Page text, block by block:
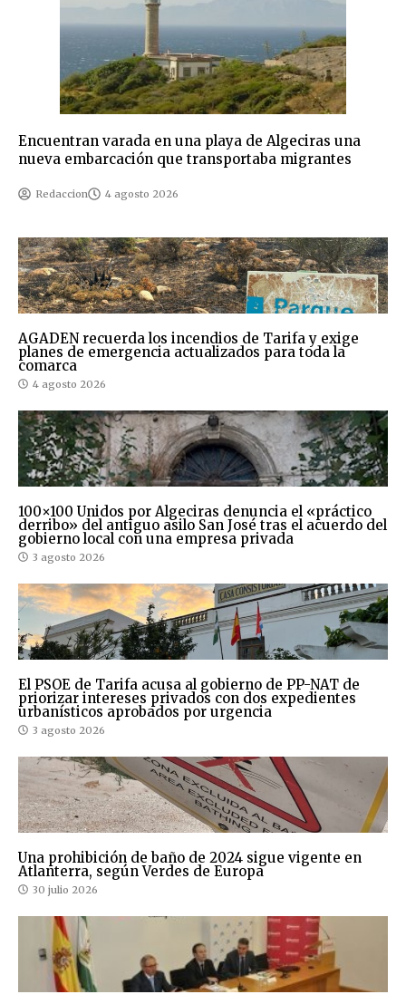
Encuentran varada en una playa de Algeciras una
nueva embarcación que transportaba migrantes
Redaccion 4 agosto 2026
AGADEN recuerda los incendios de Tarifa y exige
planes de emergencia actualizados para toda la
comarca
4 agosto 2026
100×100 Unidos por Algeciras denuncia el «práctico
derribo» del antiguo asilo San José tras el acuerdo del
gobierno local con una empresa privada
3 agosto 2026
El PSOE de Tarifa acusa al gobierno de PP-NAT de
priorizar intereses privados con dos expedientes
urbanísticos aprobados por urgencia
3 agosto 2026
Una prohibición de baño de 2024 sigue vigente en
Atlanterra, según Verdes de Europa
30 julio 2026